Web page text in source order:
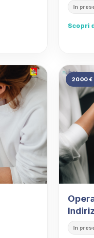
In
Scopri
2000 €
In